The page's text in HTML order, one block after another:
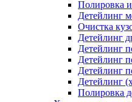
Полировка
Детейлинг
Очистка
Детейлинг
Детейлинг
Детейлинг
Детейлинг
Детейлинг
Полировка